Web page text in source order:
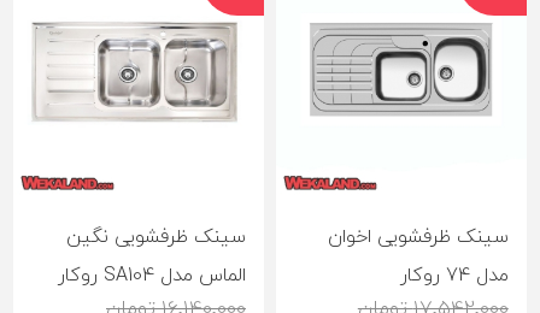
سینک ظرفشویی اخوان
مدل 74 روکار
سینک ظرفشویی نگین
الماس مدل SA104 روکار